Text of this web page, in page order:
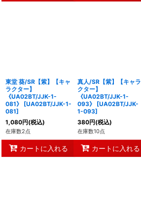
東堂 葵/SR【紫】【キャ
ラクター】
《UA02BT/JJK-1-
081》
[UA02BT/JJK-1-
081]
1,080円(税込)
在庫数2点
カートに入れる
真人/SR【紫】【キャラ
クター】
《UA02BT/JJK-1-
093》
[UA02BT/JJK-
1-093]
380円(税込)
在庫数10点
カートに入れる